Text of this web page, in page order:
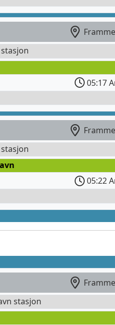
Framme
05:17
Framme
05:22
Framme
stasjon